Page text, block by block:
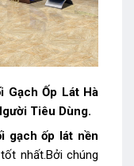
Gạch Ốp Lát Hà
Tiêu Dùng.
gạch ốp lát nền
nhất.Bởi chúng